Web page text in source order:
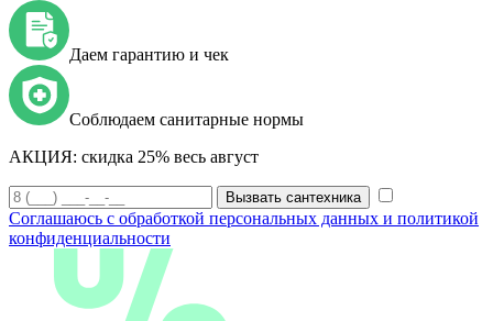
Даем гарантию и чек
Соблюдаем санитарные нормы
АКЦИЯ: скидка 25% весь август
Вызвать сантехника
Соглашаюсь с обработкой персональных данных и политикой
конфиденциальности